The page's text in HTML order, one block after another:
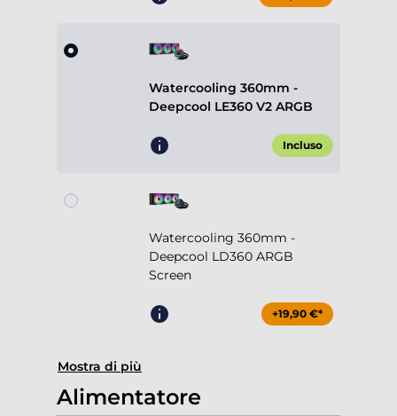
Watercooling 360mm -
Deepcool LE360 V2 ARGB
Incluso
Watercooling 360mm -
Deepcool LD360 ARGB
Screen
+19,90 €*
Mostra di più
Alimentatore